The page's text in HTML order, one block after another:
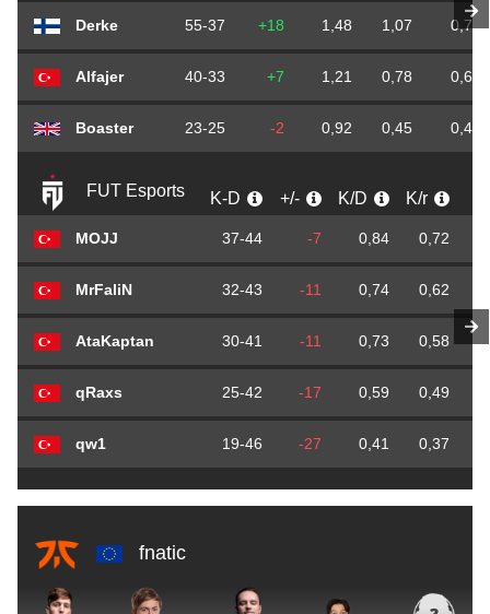
Derke 55-37 +18 1,48 1,07 0,72
Alfajer 40-33 +7 1,21 0,78 0,64
Boaster 23-25 -2 0,92 0,45 0,49
FUT Esports K-D +/- K/D K/r
MOJJ 37-44 -7 0,84 0,72
MrFaliN 32-43 -11 0,74 0,62
AtaKaptan 30-41 -11 0,73 0,58
qRaxs 25-42 -17 0,59 0,49
qw1 19-46 -27 0,41 0,37
fnatic